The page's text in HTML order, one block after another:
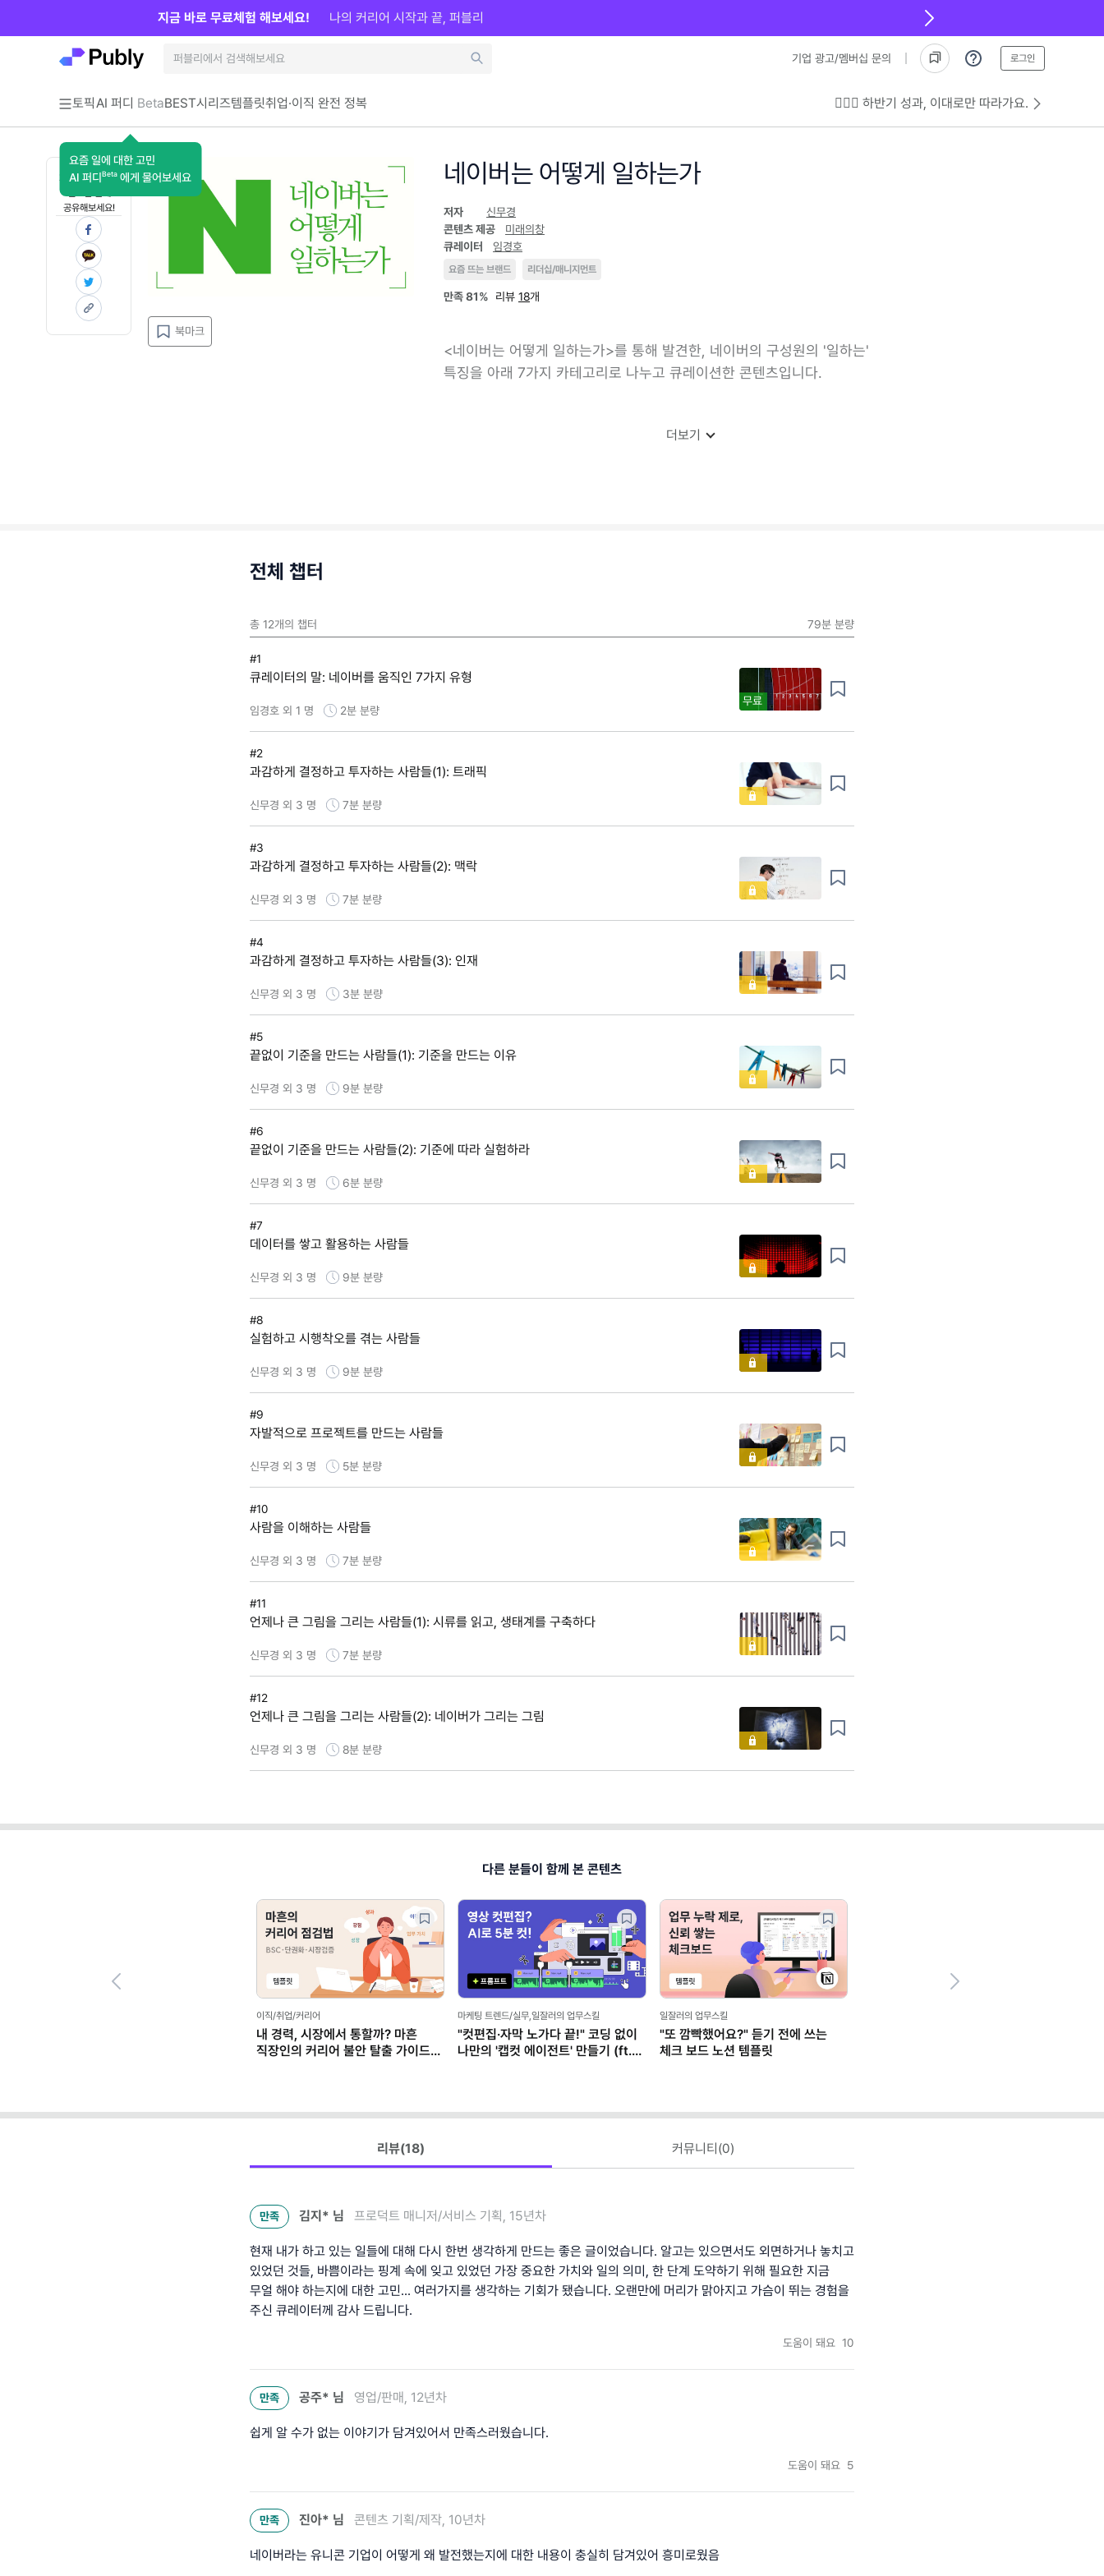
기업 광고/멤버십 문의 로그인
토픽AI 퍼디 Beta
요즘 일에 대한 고민
AI 퍼디 Beta 에게 물어보세요
BEST시리즈템플릿취업·이직 완전 정복 💁🏻‍♂️ 하반기 성과, 이대로만 따라가요.
지금 바로 무료체험 해보세요! 나의 커리어 시작과 끝, 퍼블리
지금 인사이트가
공유해보세요!
북마크
네이버는 어떻게 일하는가
저자
신무경
콘텐츠 제공
미래의창
큐레이터
임경호
요즘 뜨는 브랜드 리더십/매니지먼트
만족81% 리뷰 18개
<네이버는 어떻게 일하는가>를 통해 발견한, 네이버의 구성원의 '일하는'
특징을 아래 7가지 카테고리로 나누고 큐레이션한 콘텐츠입니다.
더보기
전체 챕터
총 12개의 챕터 79분 분량
#1
큐레이터의 말: 네이버를 움직인 7가지 유형
무료
임경호 외 1 명 2분 분량
#2
과감하게 결정하고 투자하는 사람들(1): 트래픽
신무경 외 3 명 7분 분량
#3
과감하게 결정하고 투자하는 사람들(2): 맥락
신무경 외 3 명 7분 분량
#4
과감하게 결정하고 투자하는 사람들(3): 인재
신무경 외 3 명 3분 분량
#5
끝없이 기준을 만드는 사람들(1): 기준을 만드는 이유
신무경 외 3 명 9분 분량
#6
끝없이 기준을 만드는 사람들(2): 기준에 따라 실험하라
신무경 외 3 명 6분 분량
#7
데이터를 쌓고 활용하는 사람들
신무경 외 3 명 9분 분량
#8
실험하고 시행착오를 겪는 사람들
신무경 외 3 명 9분 분량
#9
자발적으로 프로젝트를 만드는 사람들
신무경 외 3 명 5분 분량
#10
사람을 이해하는 사람들
신무경 외 3 명 7분 분량
#11
언제나 큰 그림을 그리는 사람들(1): 시류를 읽고, 생태계를 구축하다
신무경 외 3 명 7분 분량
#12
언제나 큰 그림을 그리는 사람들(2): 네이버가 그리는 그림
신무경 외 3 명 8분 분량
다른 분들이 함께 본 콘텐츠
이직/취업/커리어
내 경력, 시장에서 통할까? 마흔
직장인의 커리어 불안 탈출 가이드
마케팅 트렌드/실무,일잘러의 업무스킬
"컷편집·자막 노가다 끝!" 코딩 없이
나만의 '캡컷 에이전트' 만들기 (ft.
일잘러의 업무스킬
"또 깜빡했어요?" 듣기 전에 쓰는
체크 보드 노션 템플릿
리뷰(18) 커뮤니티(0)
만족 김지* 님 프로덕트 매니저/서비스 기획, 15년차
현재 내가 하고 있는 일들에 대해 다시 한번 생각하게 만드는 좋은 글이었습니다. 알고는 있으면서도 외면하거나 놓치고
있었던 것들, 바쁨이라는 핑계 속에 잊고 있었던 가장 중요한 가치와 일의 의미, 한 단계 도약하기 위해 필요한 지금
무얼 해야 하는지에 대한 고민... 여러가지를 생각하는 기회가 됐습니다. 오랜만에 머리가 맑아지고 가슴이 뛰는 경험을
주신 큐레이터께 감사 드립니다.
도움이 돼요 10
만족 공주* 님 영업/판매, 12년차
쉽게 알 수가 없는 이야기가 담겨있어서 만족스러웠습니다.
도움이 돼요 5
만족 진아* 님 콘텐츠 기획/제작, 10년차
네이버라는 유니콘 기업이 어떻게 왜 발전했는지에 대한 내용이 충실히 담겨있어 흥미로웠음